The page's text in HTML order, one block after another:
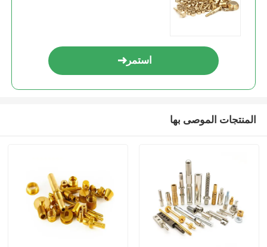
استمر
المنتجات الموصى بها